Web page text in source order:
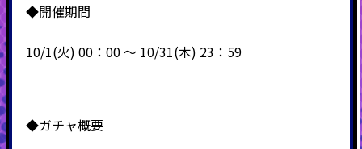
◆開催期間
10/1(火) 00：00 ～ 10/31(木) 23：59
◆ガチャ概要